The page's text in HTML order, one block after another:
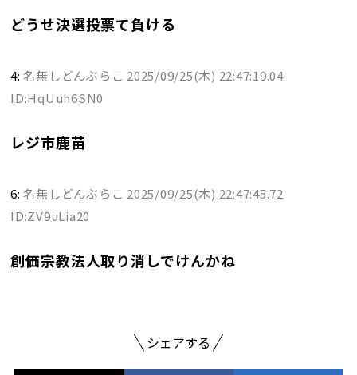
どうせ決選投票て負ける
4:名無しどんぶらこ 2025/09/25(木) 22:47:19.04
ID:HqUuh6SN0
レジ市鹿苗
6:名無しどんぶらこ 2025/09/25(木) 22:47:45.72
ID:ZV9uLia20
創価宗教法人取り消しでけんかね
シェアする